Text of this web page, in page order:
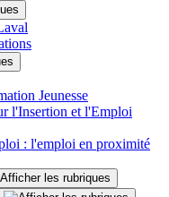
Jeunesse
l'Insertion et l'Emploi
: l'emploi en proximité